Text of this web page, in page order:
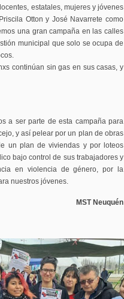
estatales, mujeres y jóvenes
Otton y José Navarrete como
una gran campaña en las calles
municipal que solo se ocupa de
continúan sin gas en sus casas, y
a ser parte de esta campaña para
y así pelear por un plan de obras
un plan de viviendas y por loteos
bajo control de sus trabajadores y
en violencia de género, por la
nuestros jóvenes.
MST Neuquén